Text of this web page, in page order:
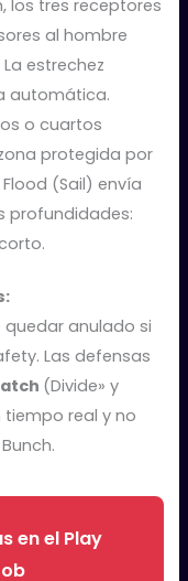
los tres receptores
al hombre
estrechez
automática.
o cuartos
protegida por
(Sail) envía
profundidades:
quedar anulado si
Las defensas
(Divide» y
real y no
en el Play